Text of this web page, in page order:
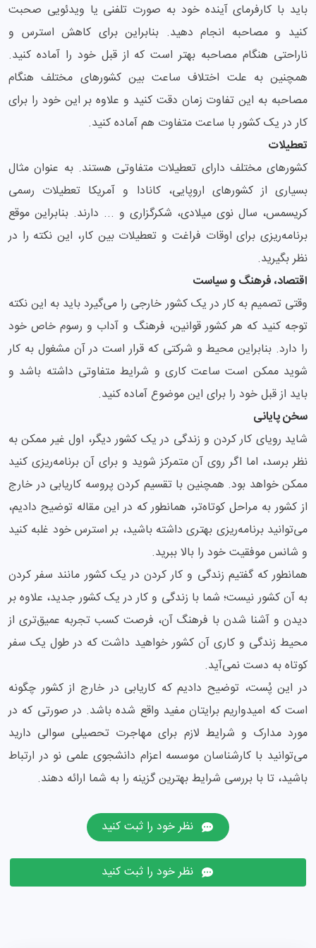
باید با کارفرمای آینده خود به صورت تلفنی یا ویدئویی صحبت
کنید و مصاحبه انجام دهید. بنابراین برای کاهش استرس و
ناراحتی هنگام مصاحبه بهتر است که از قبل خود را آماده کنید.
همچنین به علت اختلاف ساعت بین کشورهای مختلف هنگام
مصاحبه به این تفاوت زمان دقت کنید و علاوه بر این خود را برای
کار در یک کشور با ساعت متفاوت هم آماده کنید.
تعطیلات
کشورهای مختلف دارای تعطیلات متفاوتی هستند. به عنوان مثال
بسیاری از کشورهای اروپایی، کانادا و آمریکا تعطیلات رسمی
کریسمس، سال نوی میلادی، شکرگزاری و ... دارند. بنابراین موقع
برنامه‌ریزی برای اوقات فراغت و تعطیلات بین کار، این نکته را در
نظر بگیرید.
اقتصاد، فرهنگ و سیاست
وقتی تصمیم به کار در یک کشور خارجی را می‌گیرد باید به این نکته
توجه کنید که هر کشور قوانین، فرهنگ و آداب و رسوم خاص خود
را دارد. بنابراین محیط و شرکتی که قرار است در آن مشغول به کار
شوید ممکن است ساعت کاری و شرایط متفاوتی داشته باشد و
باید از قبل خود را برای این موضوع آماده کنید.
سخن پایانی
شاید رویای کار کردن و زندگی در یک کشور دیگر، اول غیر ممکن به
نظر برسد، اما اگر روی آن متمرکز شوید و برای آن برنامه‌ریزی کنید
ممکن خواهد بود. همچنین با تقسیم کردن پروسه کاریابی در خارج
از کشور به مراحل کوتاه‌تر، همانطور که در این مقاله توضیح دادیم،
می‌توانید برنامه‌ریزی بهتری داشته باشید، بر استرس خود غلبه کنید
و شانس موفقیت خود را بالا ببرید.
همانطور که گفتیم زندگی و کار کردن در یک کشور مانند سفر کردن
به آن کشور نیست؛ شما با زندگی و کار در یک کشور جدید، علاوه بر
دیدن و آشنا شدن با فرهنگ آن، فرصت کسب تجربه عمیق‌تری از
محیط زندگی و کاری آن کشور خواهید داشت که در طول یک سفر
کوتاه به دست نمی‌آید.
در این پُست، توضیح دادیم که کاریابی در خارج از کشور چگونه
است که امیدواریم برایتان مفید واقع شده باشد. در صورتی که در
مورد مدارک و شرایط لازم برای مهاجرت تحصیلی سوالی دارید
می‌توانید با کارشناسان موسسه اعزام دانشجوی علمی نو در ارتباط
باشید، تا با بررسی شرایط بهترین گزینه را به شما ارائه دهند.
نظر خود را ثبت کنید
نظر خود را ثبت کنید